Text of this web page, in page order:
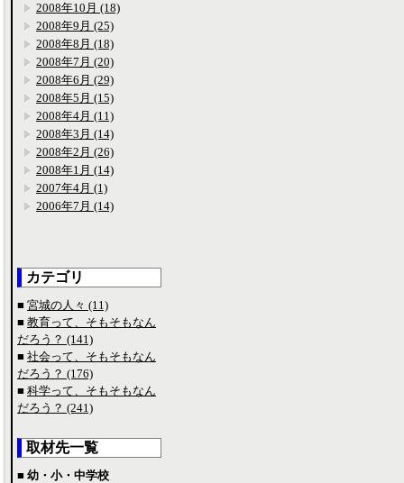
2008年10月 (18)
2008年9月 (25)
2008年8月 (18)
2008年7月 (20)
2008年6月 (29)
2008年5月 (15)
2008年4月 (11)
2008年3月 (14)
2008年2月 (26)
2008年1月 (14)
2007年4月 (1)
2006年7月 (14)
カテゴリ
■ 宮城の人々 (11)
■ 教育って、そもそもなん
だろう？ (141)
■ 社会って、そもそもなん
だろう？ (176)
■ 科学って、そもそもなん
だろう？ (241)
取材先一覧
■ 幼・小・中学校